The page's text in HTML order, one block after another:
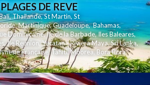
PLAGES DE REVE
,Thailande,St Martin,St
,Martinique,Guadeloupe,Bahamas,
Dominicaine,Ile de la Barbade,Iles Baleares,
,Ile Reunion ,Yucatan - Riviera Maya,Sri Lanka,
Française,Tahiti,Moorea, Bora Bora